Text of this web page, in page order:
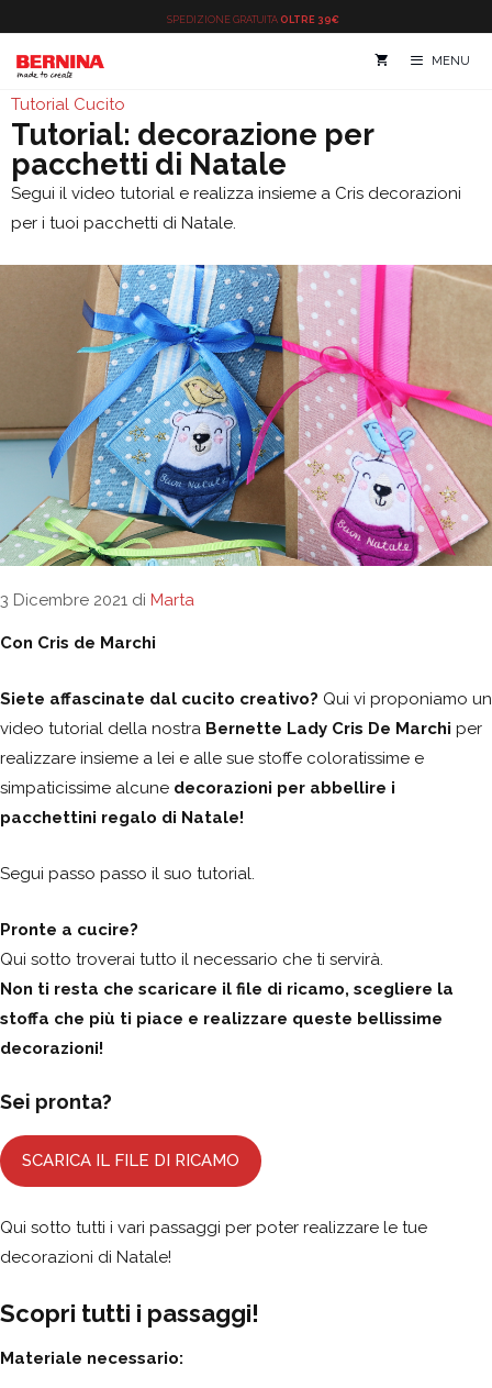
contenuto
SPEDIZIONE GRATUITA OLTRE 39€
MENU
Tutorial Cucito
Tutorial: decorazione per
pacchetti di Natale
Segui il video tutorial e realizza insieme a Cris decorazioni
per i tuoi pacchetti di Natale.
3 Dicembre 2021 di Marta
Con Cris de Marchi
Siete affascinate dal cucito creativo? Qui vi proponiamo un
video tutorial della nostra Bernette Lady Cris De Marchi per
realizzare insieme a lei e alle sue stoffe coloratissime e
simpaticissime alcune decorazioni per abbellire i
pacchettini regalo di Natale!
Segui passo passo il suo tutorial.
Pronte a cucire?
Qui sotto troverai tutto il necessario che ti servirà.
Non ti resta che scaricare il file di ricamo, scegliere la
stoffa che più ti piace e realizzare queste bellissime
decorazioni!
Sei pronta?
SCARICA IL FILE DI RICAMO
Qui sotto tutti i vari passaggi per poter realizzare le tue
decorazioni di Natale!
Scopri tutti i passaggi!
Materiale necessario: